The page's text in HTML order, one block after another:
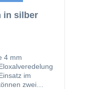
in silber
4 mm
im
zwei